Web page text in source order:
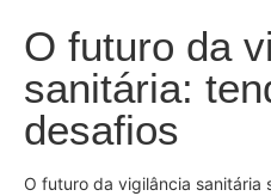
O futuro da
sanitária:
desafios
O futuro da vigilância sanitária